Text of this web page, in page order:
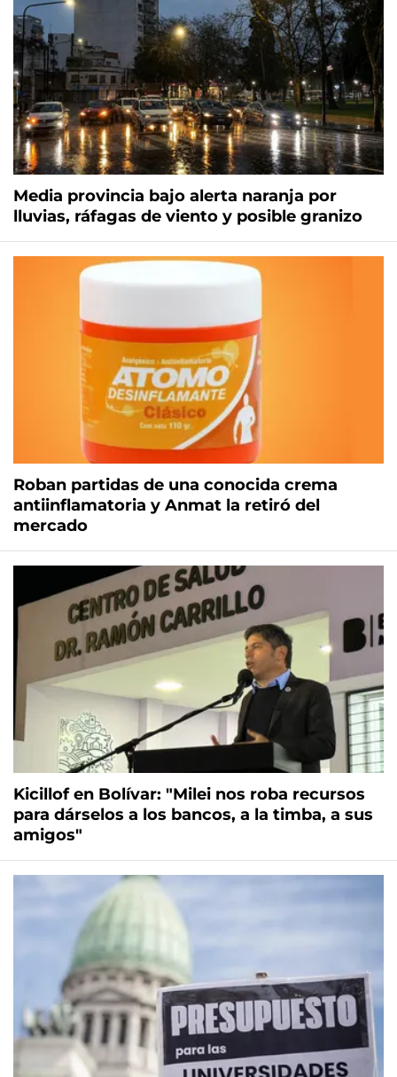
Media provincia bajo alerta naranja por
lluvias, ráfagas de viento y posible granizo
Roban partidas de una conocida crema
antiinflamatoria y Anmat la retiró del
mercado
Kicillof en Bolívar: "Milei nos roba recursos
para dárselos a los bancos, a la timba, a sus
amigos"